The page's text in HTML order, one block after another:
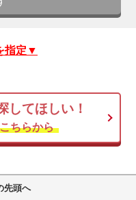
指定▼
してほしい！
ちらから
先頭へ